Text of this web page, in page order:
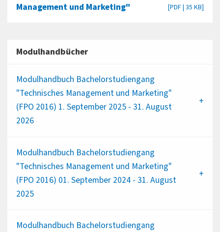
Management und Marketing"
[PDF | 35 KB]
Modulhandbücher
Modulhandbuch Bachelorstudiengang
"Technisches Management und Marketing"
(FPO 2016) 1. September 2025 - 31. August
2026
Modulhandbuch Bachelorstudiengang
"Technisches Management und Marketing"
(FPO 2016) 01. September 2024 - 31. August
2025
Modulhandbuch Bachelorstudiengang